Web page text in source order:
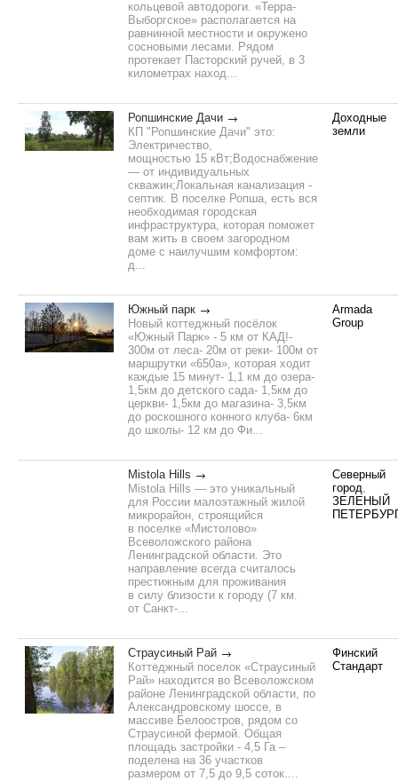
кольцевой автодороги. «Терра-
Выборгское» располагается на
равнинной местности и окружено
сосновыми лесами. Рядом
протекает Пасторский ручей, в 3
километрах наход...
Ропшинские Дачи
КП "Ропшинские Дачи" это:
Электричество,
мощностью 15 кВт;Водоснабжение
— от индивидуальных
скважин;Локальная канализация -
септик. В поселке Ропша, есть вся
необходимая городская
инфраструктура, которая поможет
вам жить в своем загородном
доме с наилучшим комфортом:
д...
Доходные
земли
Южный парк
Новый коттеджный посёлок
«Южный Парк» - 5 км от КАД!-
300м от леса- 20м от реки- 100м от
маршрутки «650а», которая ходит
каждые 15 минут- 1,1 км до озера-
1,5км до детского сада- 1,5км до
церкви- 1,5км до магазина- 3,5км
до роскошного конного клуба- 6км
до школы- 12 км до Фи...
Armada
Group
Mistola Hills
Mistola Hills — это уникальный
для России малоэтажный жилой
микрорайон, строящийся
в поселке «Мистолово»
Всеволожского района
Ленинградской области. Это
направление всегда считалось
престижным для проживания
в силу близости к городу (7 км.
от Санкт-...
Северный
город,
ЗЕЛЕНЫЙ
Страусиный Рай
Коттеджный поселок «Страусиный
Рай» находится во Всеволожском
районе Ленинградской области, по
Александровскому шоссе, в
массиве Белоостров, рядом со
Страусиной фермой. Общая
площадь застройки - 4,5 Га –
поделена на 36 участков
размером от 7,5 до 9,5 соток....
Финский
Стандарт